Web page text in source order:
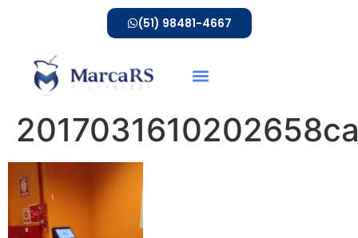
(51) 98481-4667